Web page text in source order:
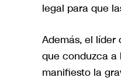
legal para que
Además, el
que conduzca a
manifiesto la